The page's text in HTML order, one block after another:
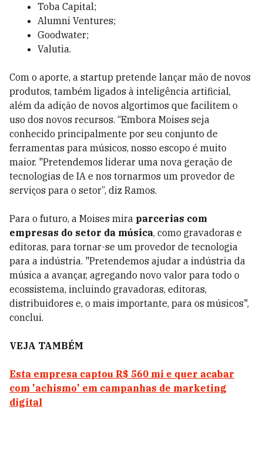
Toba Capital;
Alumni Ventures;
Goodwater;
Valutia.
Com o aporte, a startup pretende lançar mão de novos
produtos, também ligados à inteligência artificial,
além da adição de novos algortimos que facilitem o
uso dos novos recursos. “Embora Moises seja
conhecido principalmente por seu conjunto de
ferramentas para músicos, nosso escopo é muito
maior. "Pretendemos liderar uma nova geração de
tecnologias de IA e nos tornarmos um provedor de
serviços para o setor”, diz Ramos.
Para o futuro, a Moises mira parcerias com
empresas do setor da música, como gravadoras e
editoras, para tornar-se um provedor de tecnologia
para a indústria. "Pretendemos ajudar a indústria da
música a avançar, agregando novo valor para todo o
ecossistema, incluindo gravadoras, editoras,
distribuidores e, o mais importante, para os músicos",
conclui.
VEJA TAMBÉM
Esta empresa captou R$ 560 mi e quer acabar
com 'achismo' em campanhas de marketing
digital